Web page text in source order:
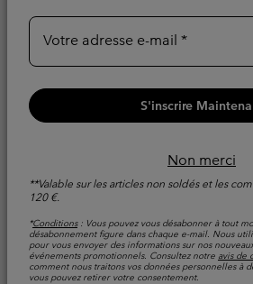
Votre adresse e-mail
S'inscrire
Non merci
**Valable sur les articles non soldés et les
120 €.
*Conditions: Vous pouvez vous désabonner à tout
désabonnement figure dans chaque e-mail. Nous
pour vous envoyer des informations sur nos
événements promotionnels. Consultez notre avis de
comment nous traitons vos données personnelles à
vous pouvez retirer votre consentement.
Sale price:
44,00 €Regular price:
55,00 €